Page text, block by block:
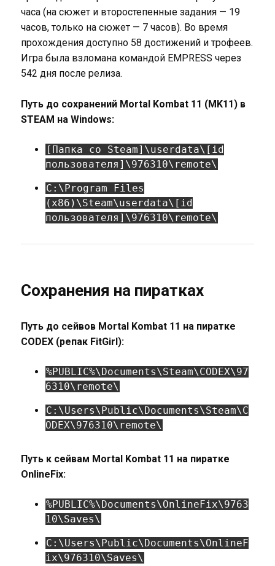
часа (на сюжет и второстепенные задания — 19
часов, только на сюжет — 7 часов). Во время
прохождения доступно 58 достижений и трофеев.
Игра была взломана командой EMPRESS через
542 дня после релиза.
Путь до сохранений Mortal Kombat 11 (MK11) в
STEAM на Windows:
[Папка со Steam]\userdata\[id
пользователя]\976310\remote\
C:\Program Files
(x86)\Steam\userdata\[id
пользователя]\976310\remote\
Сохранения на пиратках
Путь до сейвов Mortal Kombat 11 на пиратке
CODEX (репак FitGirl):
%PUBLIC%\Documents\Steam\CODEX\97
6310\remote\
C:\Users\Public\Documents\Steam\C
ODEX\976310\remote\
Путь к сейвам Mortal Kombat 11 на пиратке
OnlineFix:
%PUBLIC%\Documents\OnlineFix\9763
10\Saves\
C:\Users\Public\Documents\OnlineF
ix\976310\Saves\